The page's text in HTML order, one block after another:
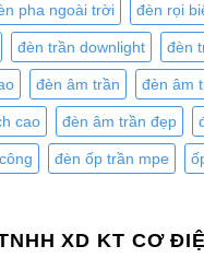
pha ngoài trời đèn rọi
đèn trần downlight đèn
đèn âm trần đèn âm
cao đèn âm trần đẹp
đèn ốp trần mpe
XD KT CƠ